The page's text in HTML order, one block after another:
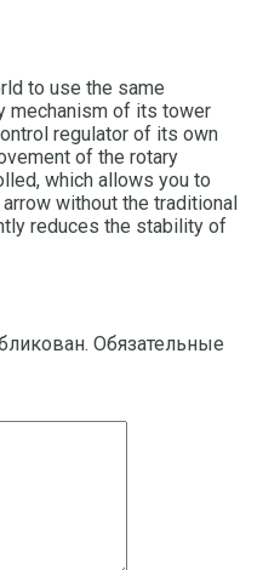
to use the same
mechanism of its tower
regulator of its own
of the rotary
which allows you to
without the traditional
reduces the stability of
Обязательные